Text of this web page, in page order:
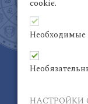
Латвия, Рига,
Электронный
cookie.
Необходимые
НАСТРОЙКИ